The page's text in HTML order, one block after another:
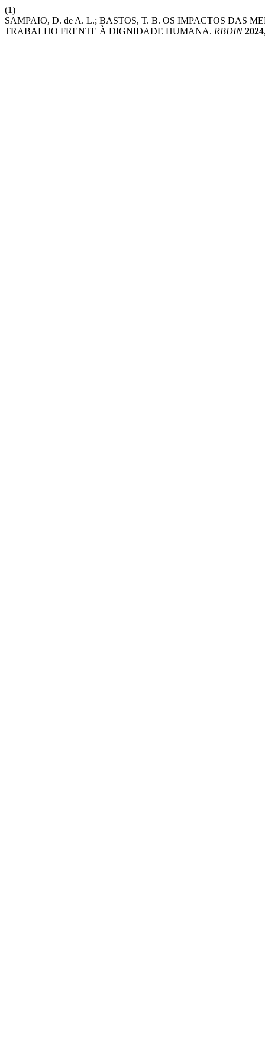
(1)
SAMPAIO, D. de A. L.; BASTOS, T. B. OS IMPACTOS DAS
TRABALHO FRENTE À DIGNIDADE HUMANA. RBDIN 2024